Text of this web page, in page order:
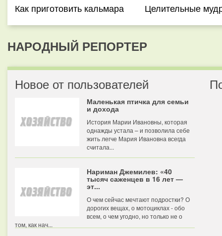
Как приготовить кальмара Целительные
НАРОДНЫЙ РЕПОРТЕР
Новое от пользователей
Маленькая птичка для семьи
и дохода
История Марии Ивановны, которая
однажды устала – и позволила себе
жить легче Мария Ивановна всегда
считала...
Нариман Джемилев: «40
тысяч саженцев в 16 лет —
эт...
О чем сейчас мечтают подростки? О
дорогих вещах, о мотоциклах - обо
всем, о чем угодно, но только не о
том, как нач...